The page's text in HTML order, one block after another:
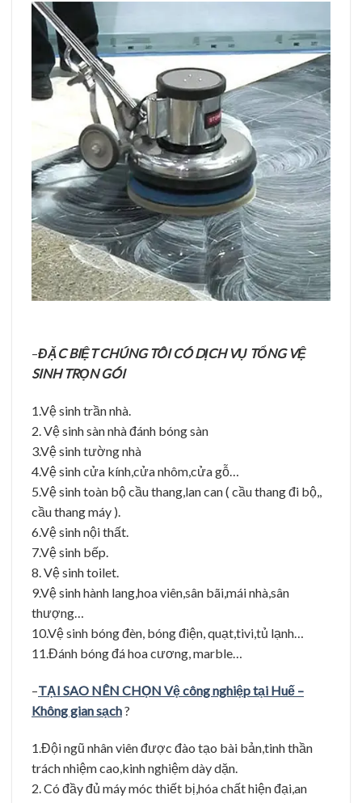
–ĐẶC BIỆT CHÚNG TÔI CÓ DỊCH VỤ TỔNG VỆ
SINH TRỌN GÓI
1.Vệ sinh trần nhà.
2. Vệ sinh sàn nhà đánh bóng sàn
3.Vệ sinh tường nhà
4.Vệ sinh cửa kính,cửa nhôm,cửa gỗ…
5.Vệ sinh toàn bộ cầu thang,lan can ( cầu thang đi bộ,,
cầu thang máy ).
6.Vệ sinh nội thất.
7.Vệ sinh bếp.
8. Vệ sinh toilet.
9.Vệ sinh hành lang,hoa viên,sân bãi,mái nhà,sân
thượng…
10.Vệ sinh bóng đèn, bóng điện, quạt,tivi,tủ lạnh…
11.Đánh bóng đá hoa cương, marble…
–TẠI SAO NÊN CHỌN Vệ công nghiệp tại Huế –
Không gian sạch?
1.Đội ngũ nhân viên được đào tạo bài bản,tinh thần
trách nhiệm cao,kinh nghiệm dày dặn.
2. Có đầy đủ máy móc thiết bị,hóa chất hiện đại,an